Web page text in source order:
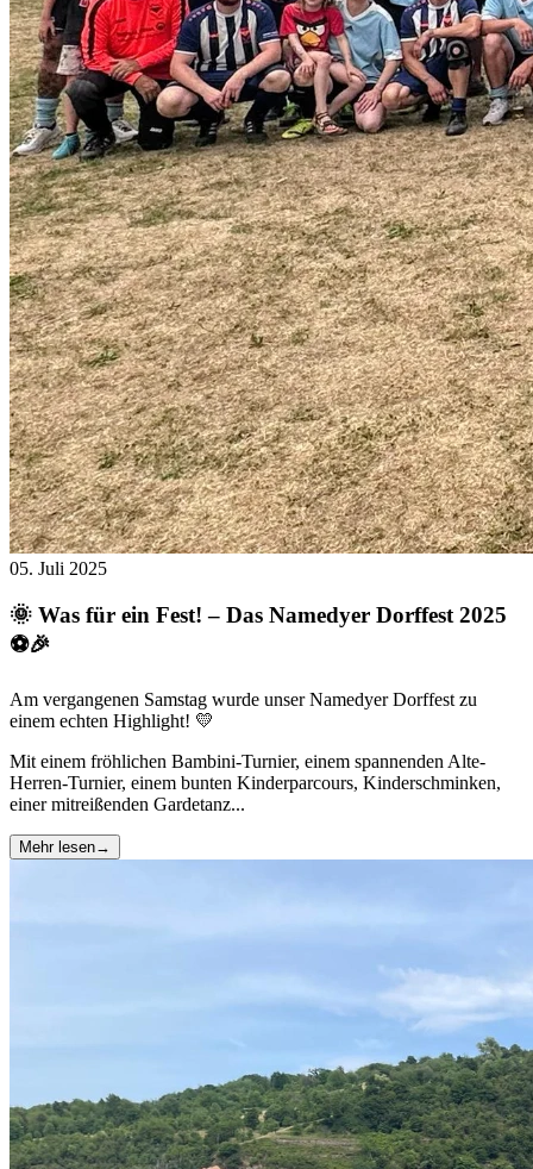
05. Juli 2025
🌞 Was für ein Fest! – Das Namedyer Dorffest 2025
⚽🎉
Am vergangenen Samstag wurde unser Namedyer Dorffest zu
einem echten Highlight! 💛
Mit einem fröhlichen Bambini-Turnier, einem spannenden Alte-
Herren-Turnier, einem bunten Kinderparcours, Kinderschminken,
einer mitreißenden Gardetanz...
Mehr lesen→